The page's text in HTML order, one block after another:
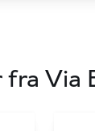
fra Via